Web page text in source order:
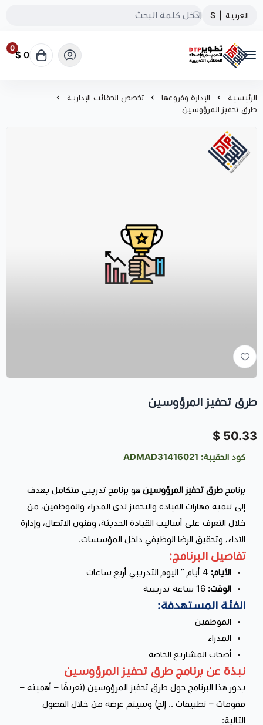
العربية $
تطوير الحقائب التدريبية
0
0 $
الرئيسية الإدارة وفروعها
تخصص الحقائب الإدارية
طرق تحفيز المرؤوسين
طرق تحفيز المرؤوسين
50.33 $
كود الحقيبة: ADMAD31416021
برنامج طرق تحفيز المرؤوسين هو برنامج تدريبي متكامل يهدف
إلى تنمية مهارات القيادة والتحفيز لدى المدراء والموظفين، من
خلال التعرف على أساليب القيادة الحديثة، وفنون الاتصال، وإدارة
الأداء، وتحقيق الرضا الوظيفي داخل المؤسسات.
تفاصيل البرنامج:
الأيام:
الوقت:
الفئة المستهدفة:
الموظفين
المدراء
أصحاب المشاريع الخاصة
نبذة عن برنامج طرق تحفيز المرؤوسين
يدور هذا البرنامج حول طرق تحفيز المرؤوسين (تعريفًا – أهميته –
مقومات – تطبيقات .. إلخ) وسيتم عرضه من خلال الفصول
التالية: